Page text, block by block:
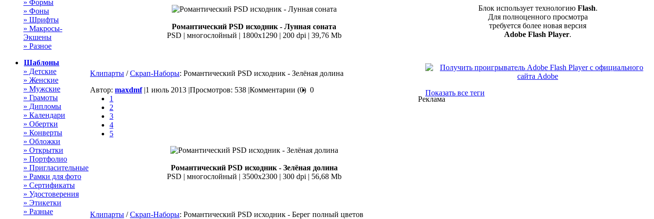
» Формы
» Фоны
» Шрифты
» Макросы-
Экшены
» Разное
Шаблоны
» Детские
» Женские
» Мужские
» Грамоты
» Дипломы
» Календари
» Обертки
» Конверты
» Обложки
» Открытки
» Портфолио
» Пригласительные
» Рамки для фото
» Сертификаты
» Удостоверения
» Этикетки
» Разные
Романтический PSD исходник - Лунная соната
PSD | многослойный | 1800x1290 | 200 dpi | 39,76 Mb
Клипарты /Скрап-Наборы: Романтический PSD исходник - Зелёная долина
Автор: maxdmf|1 июль 2013 |Просмотров: 538 |Комментарии (0) 0
1
2
3
4
5
Романтический PSD исходник - Зелёная долина
PSD | многослойный | 3500x2300 | 300 dpi | 56,68 Mb
Клипарты /Скрап-Наборы: Романтический PSD исходник - Берег полный цветов
Блок использует технологию Flash.
Для полноценного просмотра
требуется более новая версия
Adobe Flash Player.
Показать все теги
Реклама